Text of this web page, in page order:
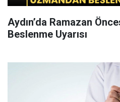
Aydın’da Ramazan
Beslenme Uyarısı